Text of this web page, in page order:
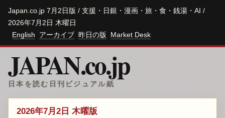
Japan.co.jp 7月2日版 / 支援・日銀・漫画・旅・食・銭湯・AI /
2026年7月2日 木曜日
English
アーカイブ 昨日の版 Market Desk
JAPAN.co.jp
日本を読む日刊ビジュアル紙
2026年7月2日 木曜版